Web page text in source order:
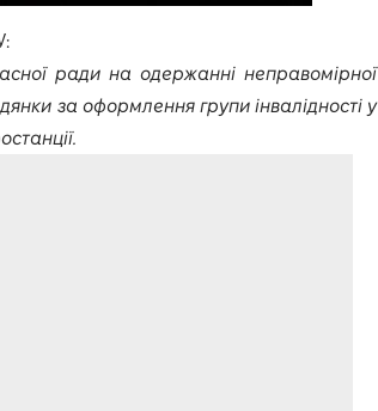
ради на одержанні неправомірної
за оформлення групи інвалідності у